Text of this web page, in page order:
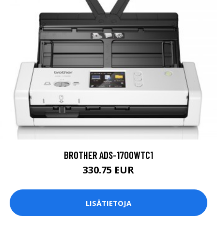
BROTHER ADS-1700WTC1
330.75 EUR
LISÄTIETOJA